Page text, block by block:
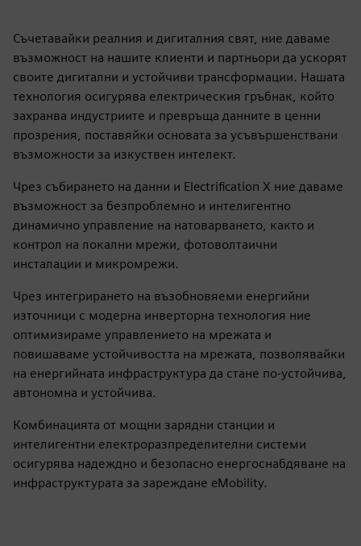
Съчетавайки реалния и дигиталния свят, ние даваме
възможност на нашите клиенти и партньори да ускорят
своите дигитални и устойчиви трансформации. Нашата
технология осигурява електрическия гръбнак, който
захранва индустриите и превръща данните в ценни
прозрения, поставяйки основата за усъвършенствани
възможности за изкуствен интелект.
Чрез събирането на данни и Electrification X ние даваме
възможност за безпроблемно и интелигентно
динамично управление на натоварването, както и
контрол на локални мрежи, фотоволтаични
инсталации и микромрежи.
Чрез интегрирането на възобновяеми енергийни
източници с модерна инверторна технология ние
оптимизираме управлението на мрежата и
повишаваме устойчивостта на мрежата, позволявайки
на енергийната инфраструктура да стане по-устойчива,
автономна и устойчива.
Комбинацията от мощни зарядни станции и
интелигентни електроразпределителни системи
осигурява надеждно и безопасно енергоснабдяване на
инфраструктурата за зареждане eMobility.